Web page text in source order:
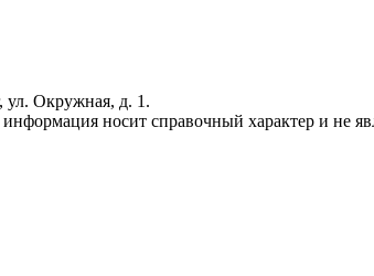
ул. Окружная, д. 1.
носит справочный характер и не